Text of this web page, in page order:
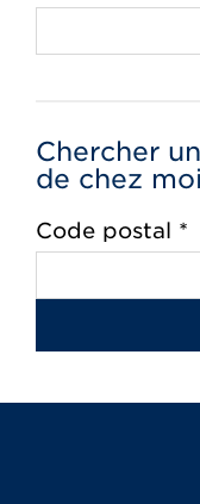
Chercher
de chez moi
Code postal *